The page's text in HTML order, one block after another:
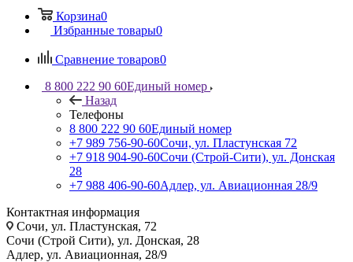
Корзина0
Избранные товары0
Сравнение товаров0
8 800 222 90 60Единый номер
Назад
Телефоны
8 800 222 90 60Единый номер
+7 989 756-90-60Сочи, ул. Пластунская 72
+7 918 904-90-60Сочи (Строй-Сити), ул. Донская
28
+7 988 406-90-60Адлер, ул. Авиационная 28/9
Контактная информация
Сочи, ул. Пластунская, 72
Сочи (Строй Сити), ул. Донская, 28
Адлер, ул. Авиационная, 28/9